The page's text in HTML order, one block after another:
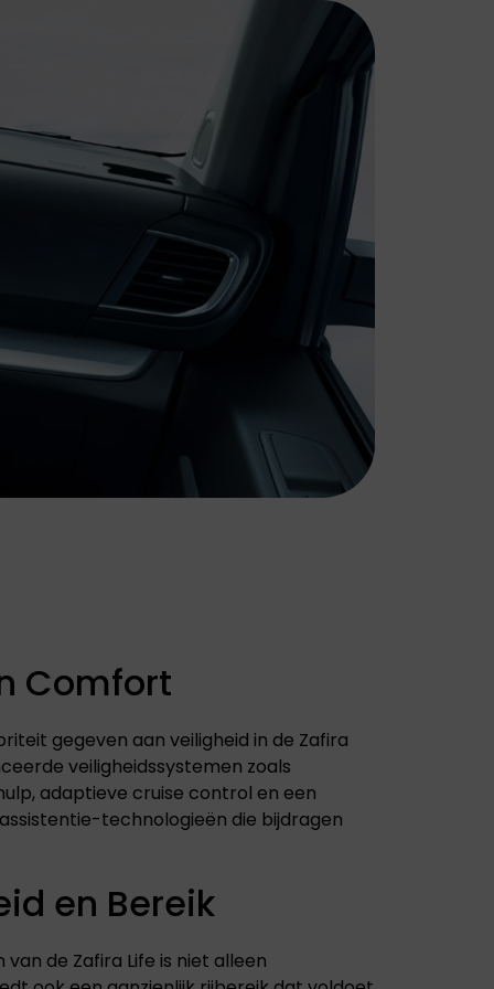
Comfort
gegeven aan veiligheid in de Zafira
veiligheidssystemen zoals
adaptieve cruise control en een
technologieën die bijdragen
en Bereik
de Zafira Life is niet alleen